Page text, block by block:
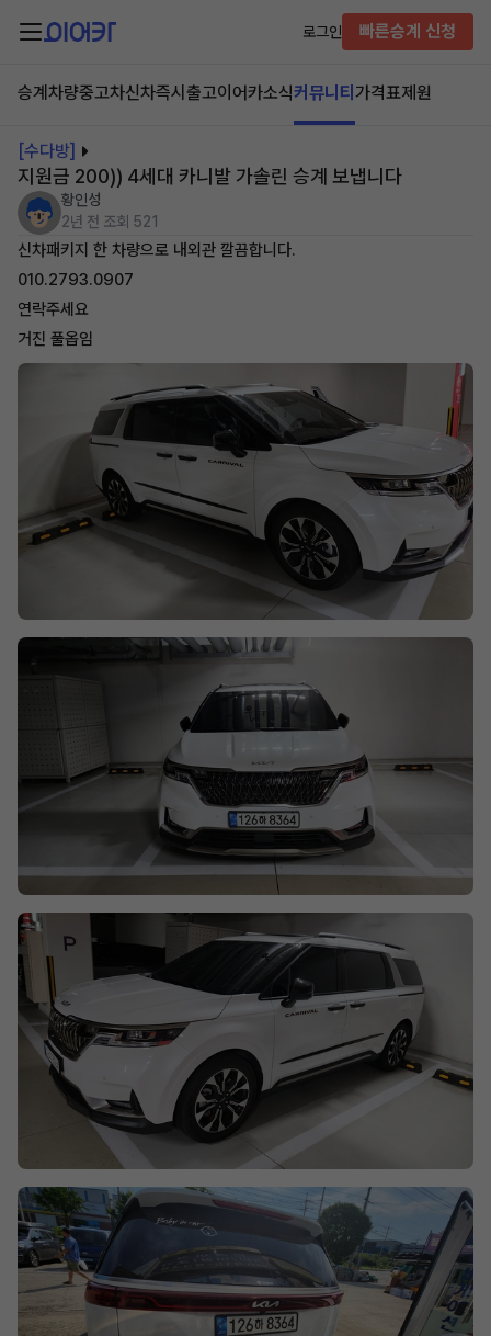
로그인 빠른승계 신청
승계차량중고차신차즉시출고이어카소식커뮤니티 가격표제원
[수다방]
지원금 200)) 4세대 카니발 가솔린 승계 보냅니다
황인성
2년 전 조회 521
신차패키지 한 차량으로 내외관 깔끔합니다.
010.2793.0907
연락주세요
거진 풀옵임